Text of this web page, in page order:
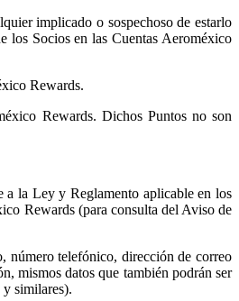
implicado o sospechoso de estarlo
los Socios en las Cuentas Aeroméxico
Rewards.
Rewards. Dichos Puntos no son
a la Ley y Reglamento aplicable en los
Rewards (para consulta del Aviso de
número telefónico, dirección de correo
mismos datos que también podrán ser
similares).